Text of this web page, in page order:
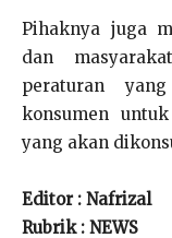
Pihaknya juga
dan
peraturan
konsumen
yang akan
Editor : Nafrizal
Rubrik : NEWS